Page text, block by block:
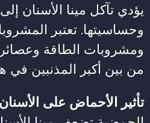
يؤدي تآكل مينا الأسنان
وحساسيتها. تعتبر
ومشروبات الطاقة
من بين أكبر المذنبين في
تأثير الأحماض على